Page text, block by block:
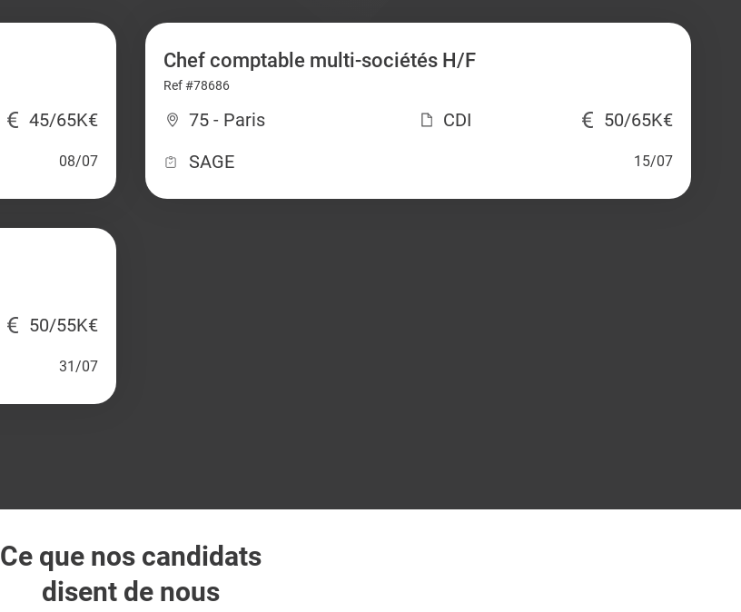
45/65K€
08/07
Chef comptable multi-sociétés H/F
Ref #78686
75 - Paris CDI
50/65K€
SAGE
15/07
50/55K€
31/07
Ce que nos candidats
disent de nous